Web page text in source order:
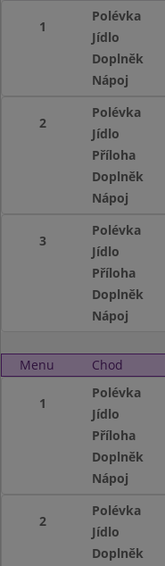
1
Polévka
Jídlo
Doplněk
Nápoj
2
Polévka
Jídlo
Příloha
Doplněk
Nápoj
3
Polévka
Jídlo
Příloha
Doplněk
Nápoj
Menu Chod
1
Polévka
Jídlo
Příloha
Doplněk
Nápoj
2
Polévka
Jídlo
Doplněk